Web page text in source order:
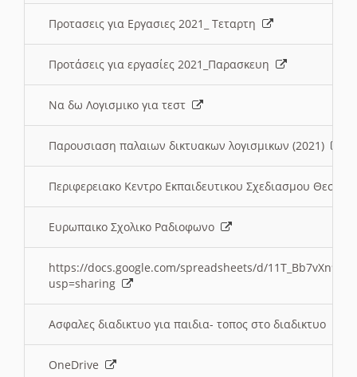
Προτασεις για Εργασιες 2021_ Τεταρτη
Προτάσεις για εργασίες 2021_Παρασκευη
Να δω Λογισμικο για τεστ
Παρουσιαση παλαιων δικτυακων λογισμικων (2021)
Περιφερειακο Κεντρο Εκπαιδευτικου Σχεδιασμου
Ευρωπαικο Σχολικο Ραδιοφωνο
https://docs.google.com/spreadsheets/d/
usp=sharing
Ασφαλες διαδικτυο για παιδια- τοπος στο διαδικτυο
OneDrive